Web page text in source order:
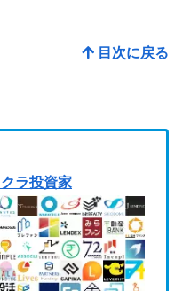
目次に戻る
ラ投資家